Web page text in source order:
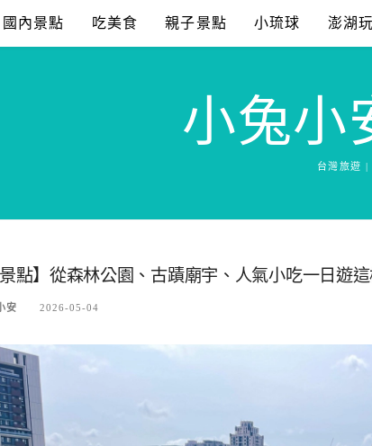
國內景點 吃美食 親子景點 小琉球 澎湖玩
小兔小
台灣旅遊 |
點】從森林公園、古蹟廟宇、人氣小吃一日遊
安 2026-05-04